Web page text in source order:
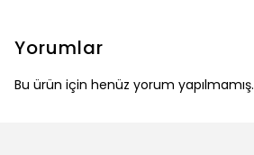
Yorumlar
Bu ürün için henüz yorum yapılmamış.